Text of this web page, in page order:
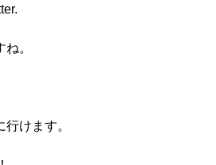
。
けます。